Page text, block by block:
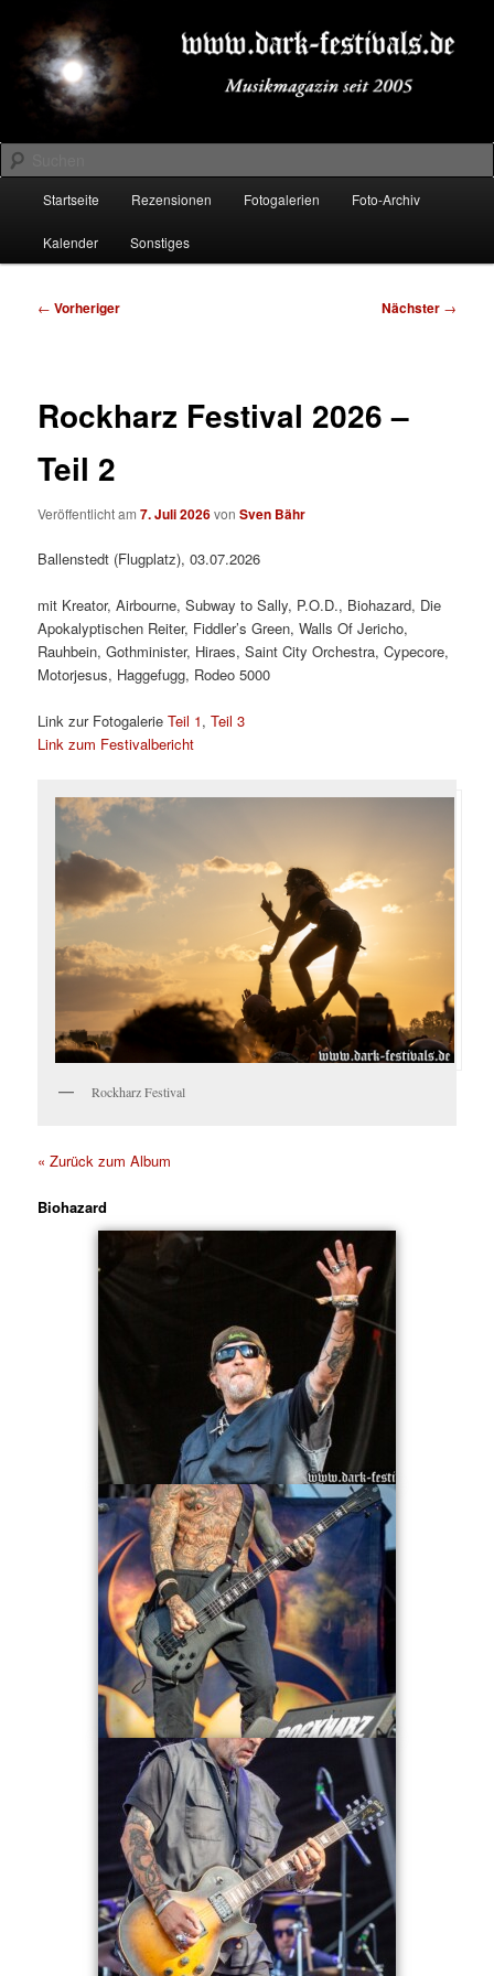
primären
Inhalt
springenDARK-FESTIVALS.DE
Suchen
Startseite Rezensionen Fotogalerien Foto-Archiv
Kalender Sonstiges
Beitragsnavigation
← Vorheriger Nächster →
Rockharz Festival 2026 –
Teil 2
Veröffentlicht am7. Juli 2026vonSven Bähr
Ballenstedt (Flugplatz), 03.07.2026
mit Kreator, Airbourne, Subway to Sally, P.O.D., Biohazard, Die
Apokalyptischen Reiter, Fiddler’s Green, Walls Of Jericho,
Rauhbein, Gothminister, Hiraes, Saint City Orchestra, Cypecore,
Motorjesus, Haggefugg, Rodeo 5000
Link zur FotogalerieTeil 1,Teil 3
Link zum Festivalbericht
Rockharz Festival
« Zurück zum Album
Biohazard